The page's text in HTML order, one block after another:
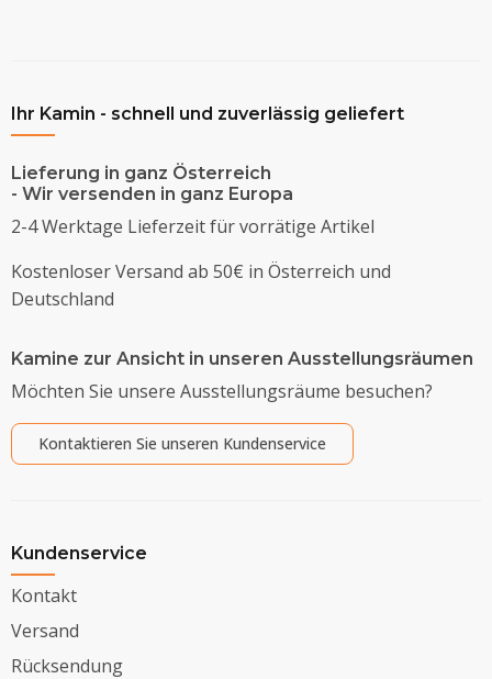
Ihr Kamin - schnell und zuverlässig geliefert
Lieferung in ganz Österreich
- Wir versenden in ganz Europa
2-4 Werktage Lieferzeit für vorrätige Artikel
Kostenloser Versand ab 50€ in Österreich und
Deutschland
Kamine zur Ansicht in unseren Ausstellungsräumen
Möchten Sie unsere Ausstellungsräume besuchen?
Kontaktieren Sie unseren Kundenservice
Kundenservice
Kontakt
Versand
Rücksendung